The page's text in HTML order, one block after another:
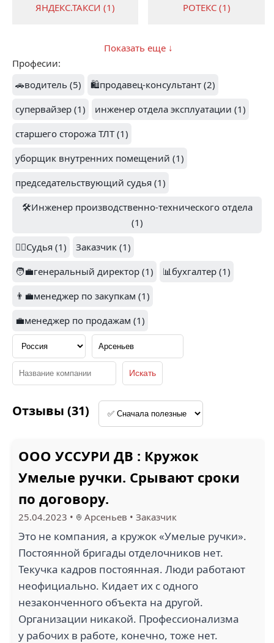
ЯНДЕКС.ТАКСИ (1) РОТЕКС (1)
2.3
СИМПЛЕКС (1) МЕРЛИОН (1)
ПОЛЕЗНЫЕ СВЯЗИ (1) (1)
1.5
PEPSICO (1) ПЯТЫЙ ЭЛЕМЕНТ (1)
1
СВЯЗЬТРАНСНЕФТЬ (1)
2.4
РОССИЙСКИЙ СОЮЗ
АВТОСТРАХОВЩИКОВ
(1)
ЭЛЕКТРОНИНВЕСТ
(1)
Показать еще ↓
Професии:
🚗водитель (5)
🛍️продавец-консультант (2)
супервайзер (1)
инженер отдела эксплуатации (1)
старшего сторожа ТЛТ (1)
уборщик внутренних помещений (1)
председательствующий судья (1)
🛠️Инженер производственно-технического отдела
(1)
👨‍⚖️Судья (1)
Заказчик (1)
🧑‍💼генеральный директор (1)
📊бухгалтер (1)
👨‍💼менеджер по закупкам (1)
💼менеджер по продажам (1)
Отзывы (31)
ООО УССУРИ ДВ : Кружок
Умелые ручки. Срывают сроки
по договору.
25.04.2023 • Арсеньев • Заказчик
Это не компания, а кружок «Умелые ручки».
Постоянной бригады отделочников нет.
Текучка кадров постоянная. Люди работают
неофициально. Кидает их с одного
незаконченного объекта на другой.
Организации никакой. Профессионализма
у рабочих в работе, конечно, тоже нет.